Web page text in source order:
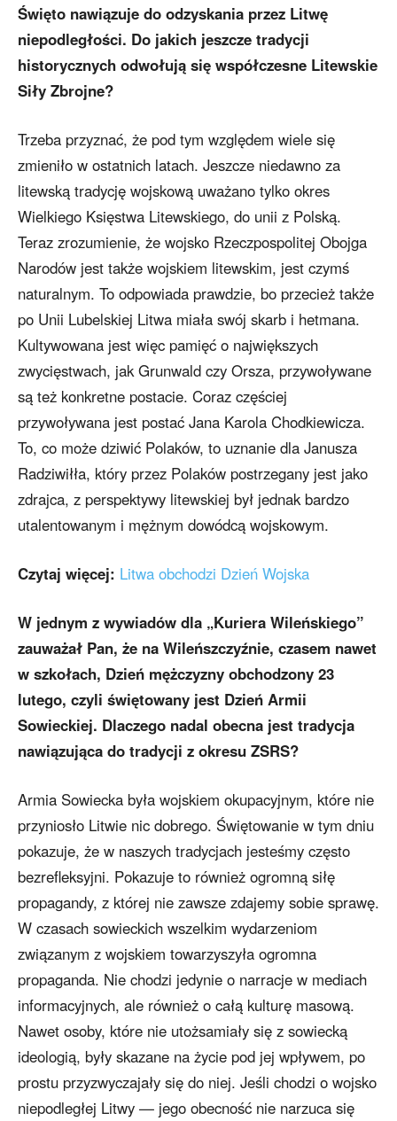
Święto nawiązuje do odzyskania przez Litwę
niepodległości. Do jakich jeszcze tradycji
historycznych odwołują się współczesne Litewskie
Siły Zbrojne?
Trzeba przyznać, że pod tym względem wiele się
zmieniło w ostatnich latach. Jeszcze niedawno za
litewską tradycję wojskową uważano tylko okres
Wielkiego Księstwa Litewskiego, do unii z Polską.
Teraz zrozumienie, że wojsko Rzeczpospolitej Obojga
Narodów jest także wojskiem litewskim, jest czymś
naturalnym. To odpowiada prawdzie, bo przecież także
po Unii Lubelskiej Litwa miała swój skarb i hetmana.
Kultywowana jest więc pamięć o największych
zwycięstwach, jak Grunwald czy Orsza, przywoływane
są też konkretne postacie. Coraz częściej
przywoływana jest postać Jana Karola Chodkiewicza.
To, co może dziwić Polaków, to uznanie dla Janusza
Radziwiłła, który przez Polaków postrzegany jest jako
zdrajca, z perspektywy litewskiej był jednak bardzo
utalentowanym i mężnym dowódcą wojskowym.
Czytaj więcej: Litwa obchodzi Dzień Wojska
W jednym z wywiadów dla „Kuriera Wileńskiego”
zauważał Pan, że na Wileńszczyźnie, czasem nawet
w szkołach, Dzień mężczyzny obchodzony 23
lutego, czyli świętowany jest Dzień Armii
Sowieckiej. Dlaczego nadal obecna jest tradycja
nawiązująca do tradycji z okresu ZSRS?
Armia Sowiecka była wojskiem okupacyjnym, które nie
przyniosło Litwie nic dobrego. Świętowanie w tym dniu
pokazuje, że w naszych tradycjach jesteśmy często
bezrefleksyjni. Pokazuje to również ogromną siłę
propagandy, z której nie zawsze zdajemy sobie sprawę.
W czasach sowieckich wszelkim wydarzeniom
związanym z wojskiem towarzyszyła ogromna
propaganda. Nie chodzi jedynie o narracje w mediach
informacyjnych, ale również o całą kulturę masową.
Nawet osoby, które nie utożsamiały się z sowiecką
ideologią, były skazane na życie pod jej wpływem, po
prostu przyzwyczajały się do niej. Jeśli chodzi o wojsko
niepodległej Litwy — jego obecność nie narzuca się